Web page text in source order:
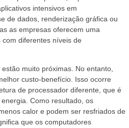
intensivos em
de dados, renderização gráfica ou
as empresas oferecem uma
diferentes níveis de
muito próximas. No entanto,
custo-benefício. Isso ocorre
de processador diferente, que é
Como resultado, os
calor e podem ser resfriados de
que os computadores